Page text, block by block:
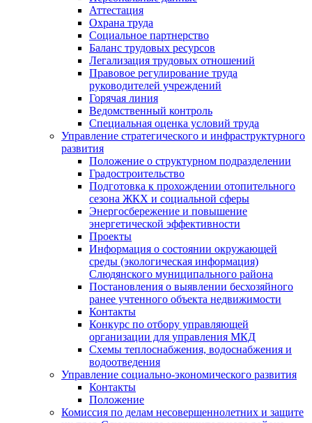
Аттестация
Охрана труда
Социальное партнерство
Баланс трудовых ресурсов
Легализация трудовых отношений
Правовое регулирование труда
руководителей учреждений
Горячая линия
Ведомственный контроль
Специальная оценка условий труда
Управление стратегического и инфраструктурного
развития
Положение о структурном подразделении
Градостроительство
Подготовка к прохождении отопительного
сезона ЖКХ и социальной сферы
Энергосбережение и повышение
энергетической эффективности
Проекты
Информация о состоянии окружающей
среды (экологическая информация)
Слюдянского муниципального района
Постановления о выявлении бесхозяйного
ранее учтенного объекта недвижимости
Контакты
Конкурс по отбору управляющей
организации для управления МКД
Схемы теплоснабжения, водоснабжения и
водоотведения
Управление социально-экономического развития
Контакты
Положение
Комиссия по делам несовершеннолетних и защите